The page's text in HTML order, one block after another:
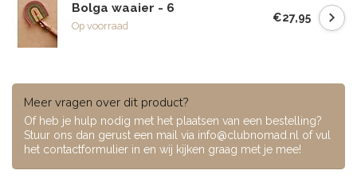
Bolga waaier - 6
Op voorraad
€27,95
Meer vragen over dit product?
Of heb je hulp nodig met het plaatsen van een bestelling?
Stuur ons dan gerust een mail via info@clubnomad.nl of vul
het contactformulier in en wij kijken graag met je mee!